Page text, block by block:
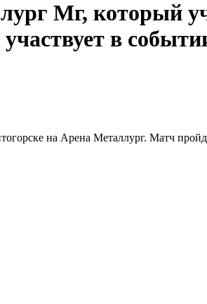
на Арена Металлург. Матч